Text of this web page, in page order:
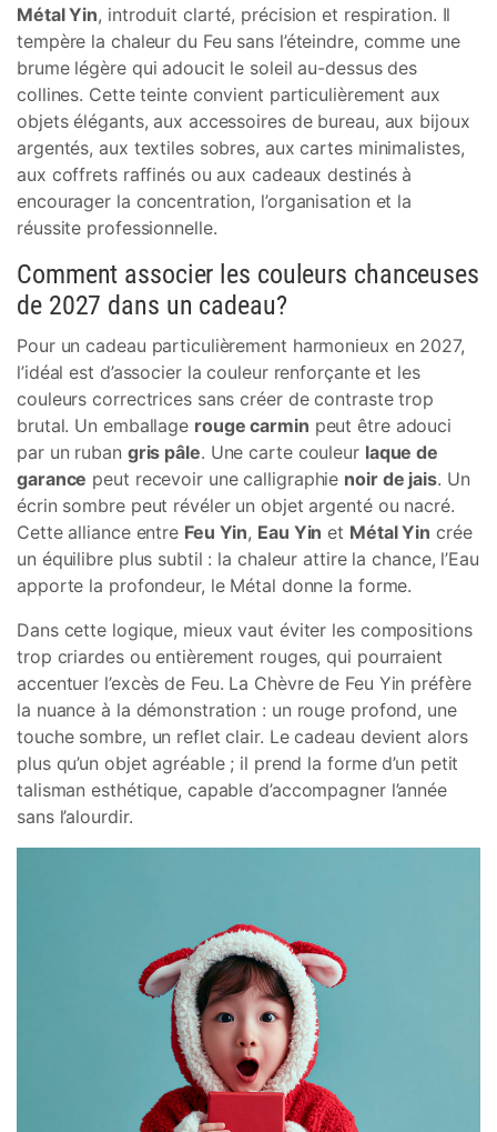
Métal Yin, introduit clarté, précision et respiration. Il
tempère la chaleur du Feu sans l’éteindre, comme une
brume légère qui adoucit le soleil au-dessus des
collines. Cette teinte convient particulièrement aux
objets élégants, aux accessoires de bureau, aux bijoux
argentés, aux textiles sobres, aux cartes minimalistes,
aux coffrets raffinés ou aux cadeaux destinés à
encourager la concentration, l’organisation et la
réussite professionnelle.
Comment associer les couleurs chanceuses
de 2027 dans un cadeau?
Pour un cadeau particulièrement harmonieux en 2027,
l’idéal est d’associer la couleur renforçante et les
couleurs correctrices sans créer de contraste trop
brutal. Un emballage rouge carmin peut être adouci
par un ruban gris pâle. Une carte couleur laque de
garance peut recevoir une calligraphie noir de jais. Un
écrin sombre peut révéler un objet argenté ou nacré.
Cette alliance entre Feu Yin, Eau Yin et Métal Yin crée
un équilibre plus subtil : la chaleur attire la chance, l’Eau
apporte la profondeur, le Métal donne la forme.
Dans cette logique, mieux vaut éviter les compositions
trop criardes ou entièrement rouges, qui pourraient
accentuer l’excès de Feu. La Chèvre de Feu Yin préfère
la nuance à la démonstration : un rouge profond, une
touche sombre, un reflet clair. Le cadeau devient alors
plus qu’un objet agréable ; il prend la forme d’un petit
talisman esthétique, capable d’accompagner l’année
sans l’alourdir.